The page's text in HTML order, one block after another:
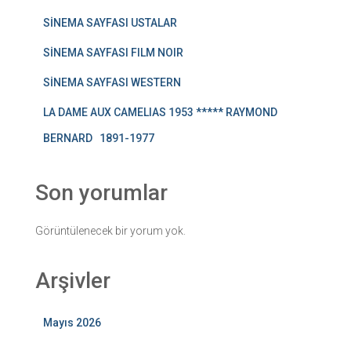
SİNEMA SAYFASI USTALAR
SİNEMA SAYFASI FILM NOIR
SİNEMA SAYFASI WESTERN
LA DAME AUX CAMELIAS 1953 ***** RAYMOND
BERNARD 1891-1977
Son yorumlar
Görüntülenecek bir yorum yok.
Arşivler
Mayıs 2026